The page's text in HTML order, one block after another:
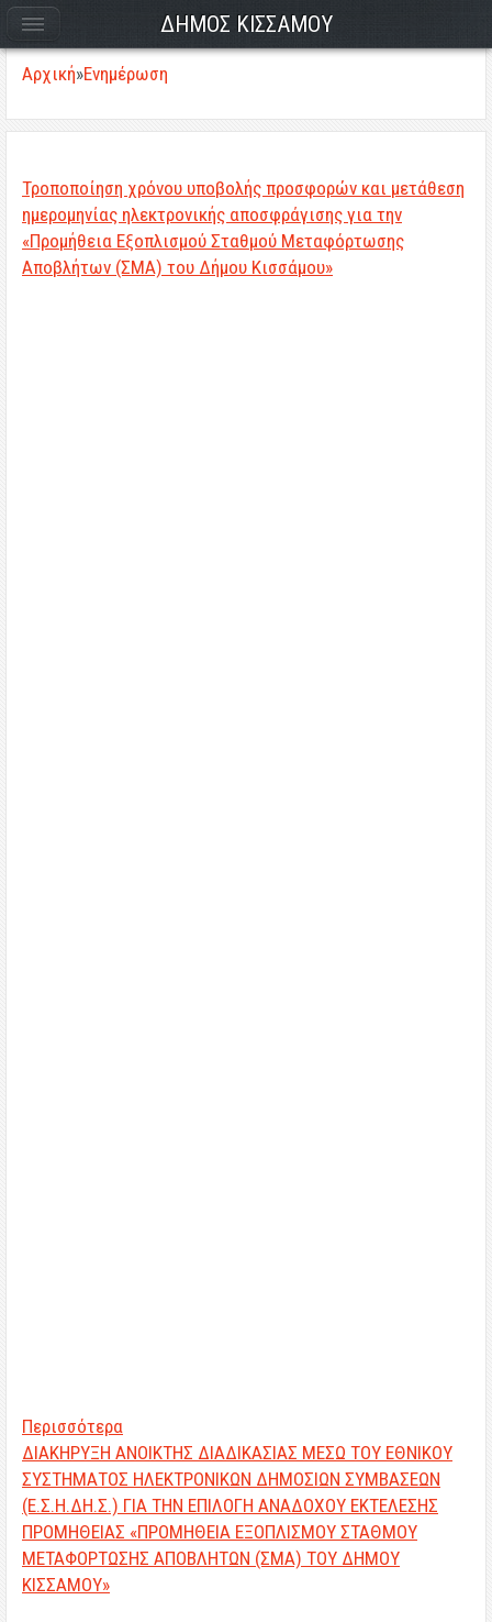
Αρχική»Ενημέρωση
Τροποποίηση χρόνου υποβολής προσφορών και μετάθεση
ημερομηνίας ηλεκτρονικής αποσφράγισης για την
«Προμήθεια Εξοπλισμού Σταθμού Μεταφόρτωσης
Αποβλήτων (ΣΜΑ) του Δήμου Κισσάμου»
Περισσότερα
ΔΙΑΚΗΡΥΞΗ ΑΝΟΙΚΤΗΣ ΔΙΑΔΙΚΑΣΙΑΣ ΜΕΣΩ ΤΟΥ ΕΘΝΙΚΟΥ
ΣΥΣΤΗΜΑΤΟΣ ΗΛΕΚΤΡΟΝΙΚΩΝ ΔΗΜΟΣΙΩΝ ΣΥΜΒΑΣΕΩΝ
(Ε.Σ.Η.ΔΗ.Σ.) ΓΙΑ ΤΗΝ ΕΠΙΛΟΓΗ ΑΝΑΔΟΧΟΥ ΕΚΤΕΛΕΣΗΣ
ΠΡΟΜΗΘΕΙΑΣ «ΠΡΟΜΗΘΕΙΑ ΕΞΟΠΛΙΣΜΟΥ ΣΤΑΘΜΟΥ
ΜΕΤΑΦΟΡΤΩΣΗΣ ΑΠΟΒΛΗΤΩΝ (ΣΜΑ) ΤΟΥ ΔΗΜΟΥ
ΚΙΣΣΑΜΟΥ»
ΔΗΜΟΣ ΚΙΣΣΑΜΟΥ